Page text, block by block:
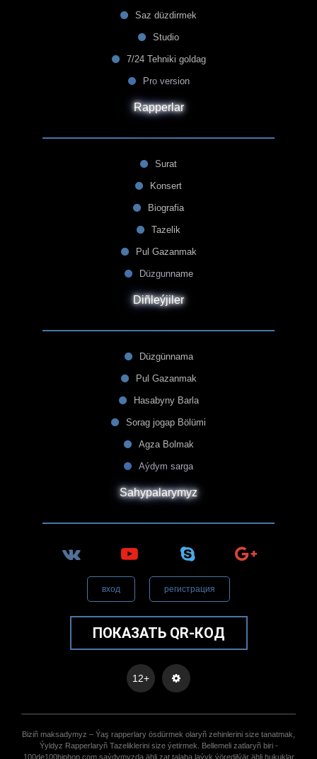
Saz düzdirmek
Studio
7/24 Tehniki goldag
Pro version
Rapperlar
Surat
Konsert
Biografia
Tazelik
Pul Gazanmak
Düzgunname
Diñleýjiler
Düzgünnama
Pul Gazanmak
Hasabyny Barla
Sorag jogap Bölümi
Agza Bolmak
Aýdym sarga
Sahypalarymyz
вход регистрация
ПОКАЗАТЬ QR-КОД
12+
Biziñ maksadymyz – Ýaş rapperlary ösdürmek olaryñ zehinlerini size tanatmak,
Ýyldyz Rapperlaryñ Tazeliklerini size ýetirmek. Bellemeli zatlaryñ biri -
100de100hiphop.com saýdymyzda ähli zat talaba laýyk ýöredilýär ähli hukuklar